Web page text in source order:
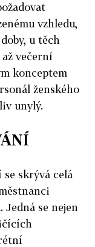
vzhledu,
u těch
večerní
konceptem
ženského
unylý.
skrývá celá
se nejen